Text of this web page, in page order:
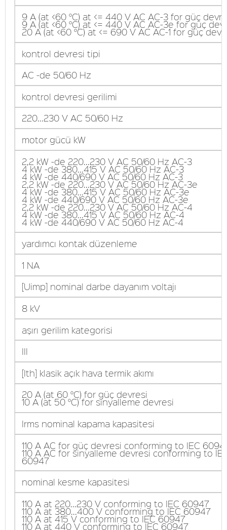
9 A (at <60 °C) at <= 440 V AC AC-3 for güç
9 A (at <60 °C) at <= 440 V AC AC-3e for güç
20 A (at <60 °C) at <= 690 V AC AC-1 for güç
kontrol devresi tipi
AC -de 50/60 Hz
kontrol devresi gerilimi
220...230 V AC 50/60 Hz
motor gücü kW
2,2 kW -de 220...230 V AC 50/60 Hz AC-3
4 kW -de 380...415 V AC 50/60 Hz AC-3
4 kW -de 440/690 V AC 50/60 Hz AC-3
2,2 kW -de 220...230 V AC 50/60 Hz AC-3e
4 kW -de 380...415 V AC 50/60 Hz AC-3e
4 kW -de 440/690 V AC 50/60 Hz AC-3e
2,2 kW -de 220...230 V AC 50/60 Hz AC-4
4 kW -de 380...415 V AC 50/60 Hz AC-4
4 kW -de 440/690 V AC 50/60 Hz AC-4
yardımcı kontak düzenleme
1 NA
[Uimp] nominal darbe dayanım voltajı
8 kV
aşırı gerilim kategorisi
III
[Ith] klasik açık hava termik akımı
20 A (at 60 °C) for güç devresi
10 A (at 50 °C) for sinyalleme devresi
Irms nominal kapama kapasitesi
110 A AC for güç devresi conforming to IEC
110 A AC for sinyalleme devresi conforming to
60947
nominal kesme kapasitesi
110 A at 220...230 V conforming to IEC 60947
110 A at 380...400 V conforming to IEC 60947
110 A at 415 V conforming to IEC 60947
110 A at 440 V conforming to IEC 60947